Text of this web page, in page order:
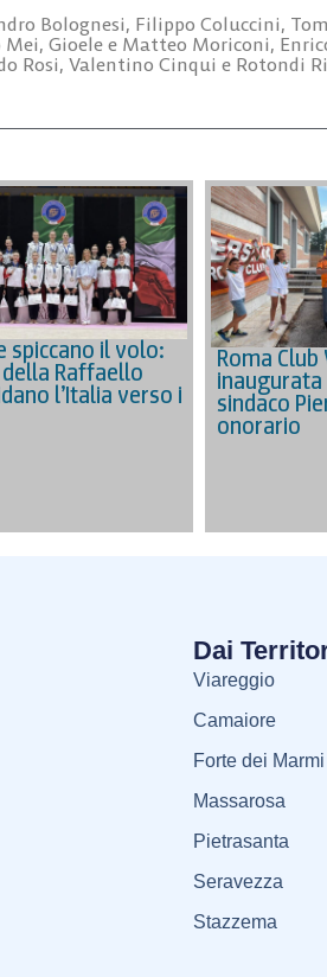
Bolognesi, Filippo Coluccini,
Gioele e Matteo Moriconi,
Rosi, Valentino Cinqui e Rotondi
spiccano il volo:
Raffaello
l’Italia verso i
Roma Club
sindaco
onorario
Dai
Viareggio
Camaiore
Forte dei Marmi
Massarosa
Pietrasanta
Seravezza
Stazzema